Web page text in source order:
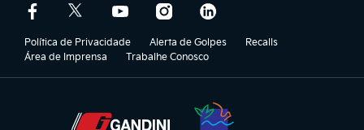
Política de Privacidade Alerta de Golpes
Recalls
Área de Imprensa
Trabalhe Conosco